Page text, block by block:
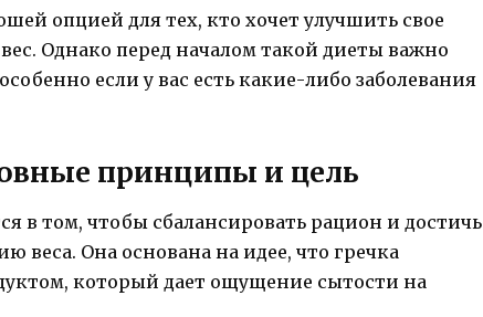
опцией для тех, кто хочет улучшить свое
Однако перед началом такой диеты важно
если у вас есть какие-либо заболевания
принципы и цель
в том, чтобы сбалансировать рацион и достичь
веса. Она основана на идее, что гречка
который дает ощущение сытости на